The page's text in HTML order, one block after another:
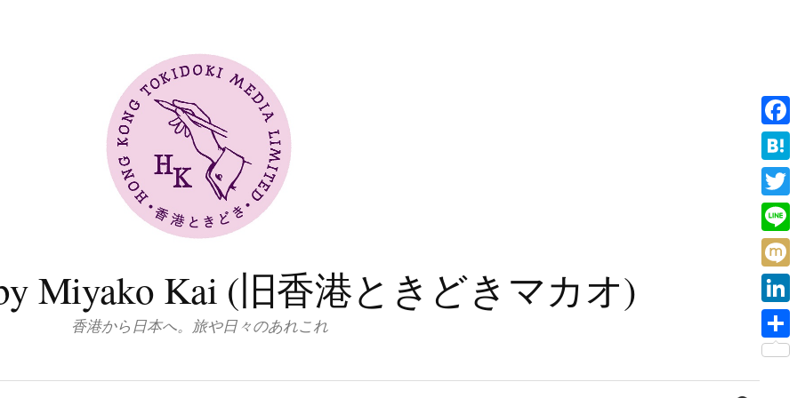
Miyako Kai (旧香港ときどきマカオ)
香港から日本へ。旅や日々のあれこれ
検
F
a
c
e
b
o
o
k
H
a
t
e
n
a
T
w
i
t
e
L
i
n
e
M
i
x
L
i
共